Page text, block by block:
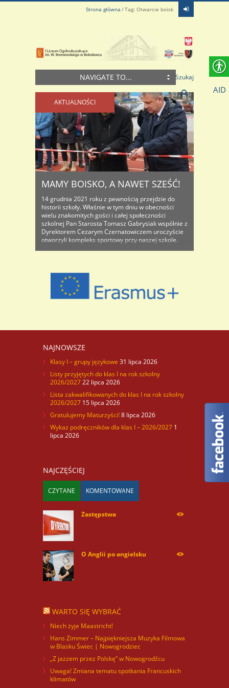
Strona główna Tag: Otwarcie boisk
NAVIGATE TO... Szukaj
AKTUALNOŚCI
MAMY BOISKO, A NAWET SZEŚĆ!
14 grudnia 2021 roku z pewnością przejdzie do
historii szkoły. Właśnie w tym dniu w obecności
wielu znakomitych gości i całej społeczności
szkolnej Pan Starosta Tomasz Gabrysiak wspólnie z
Dyrektorem Cezarym Czernatowiczem uroczyście
otworzyli kompleks sportowy przy naszej szkole.
NAJNOWSZE
Klasy I – grupy językowe 31 lipca 2026
Listy przyjętych do klas I na rok szkolny
2026/202722 lipca 2026
Lista zakwalifikowanych do klas I na rok szkolny
2026/2027 15 lipca 2026
Gratulujemy Maturzyści!8 lipca 2026
Wykaz podręczników dla klas I – 2026/2027 1
lipca 2026
NAJCZĘŚCIEJ
CZYTANE KOMENTOWANE
Zastępstwa
O Anglii po angielsku
WARTO SIĘ WYBRAĆ
Niech żyje Maastricht!
Hans Zimmer – Najpiękniejsza Muzyka Filmowa
w Blasku Świec | Nowogrodziec
„Z jazzem przez Polskę” w Nowogrodźcu
Uwaga! Zmiana tematu spotkania Francuskich
klimatów
AID